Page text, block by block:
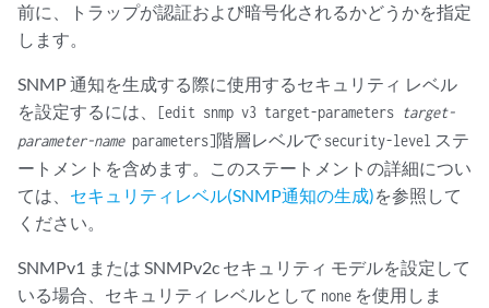
前に、トラップが認証および暗号化されるかどうかを指定
します。
SNMP 通知を生成する際に使用するセキュリティ レベル
を設定するには、
[edit snmp v3 target-parameters target-
parameter-nameparameters]階層レベルで security-level ステ
ートメントを含めます。このステートメントの詳細につい
ては、 セキュリティレベル(SNMP通知の生成)を参照して
ください。
SNMPv1 または SNMPv2c セキュリティ モデルを設定して
いる場合、セキュリティ レベルとして none を使用しま